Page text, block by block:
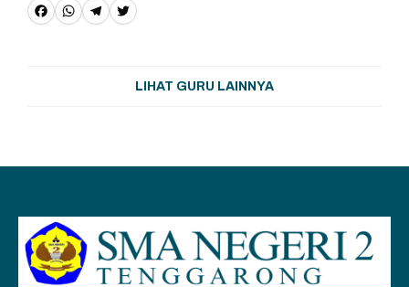
F
o
k
W
A
p
T
r
m
T
r
LIHAT GURU LAINNYA